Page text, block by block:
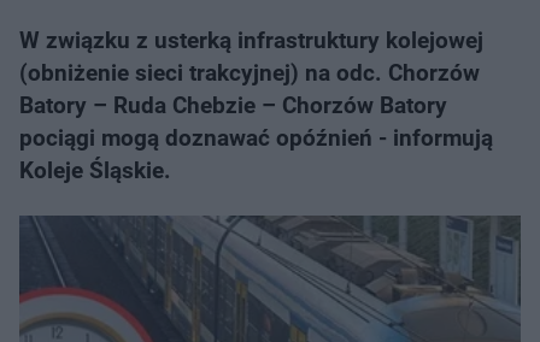
W związku z usterką infrastruktury kolejowej
(obniżenie sieci trakcyjnej) na odc. Chorzów
Batory – Ruda Chebzie – Chorzów Batory
pociągi mogą doznawać opóźnień - informują
Koleje Śląskie.